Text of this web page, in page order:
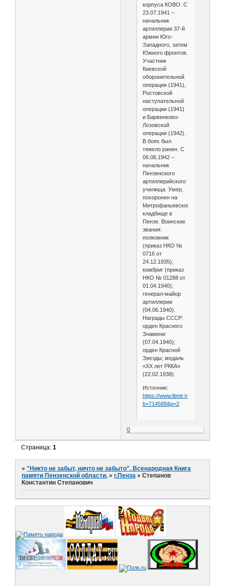
корпуса КОВО. С
23.07.1941 –
начальник
артиллерии 37-й
армии Юго-
Западного, затем
Южного фронтов.
Участник
Киевской
оборонительной
операции (1941),
Ростовской
наступательной
операции (1941)
и Барвенково-
Лозовской
операции (1942).
В боях был
тяжело ранен. С
06.06.1942 –
начальник
Пензенского
артиллерийского
училища. Умер,
похоронен на
Митрофаньевском
кладбище в
Пензе. Воинские
звания:
полковник
(приказ НКО №
0716 от
24.12.1935);
комбриг (приказ
НКО № 01288 от
01.04.1940);
генерал-майор
артиллерии
(04.06.1940).
Награды СССР:
орден Красного
Знамени
(07.04.1940);
орден Красной
Звезды; медаль
«ХХ лет РККА»
(22.02.1938).
Источник:
https://www.litmir.me/br/?
b=714588&p=2
0
Страница:1
»"Никто не забыт, ничто не забыто". Всенародная Книга
памяти Пензенской области. »г.Пенза »Степанов
Константин Степанович